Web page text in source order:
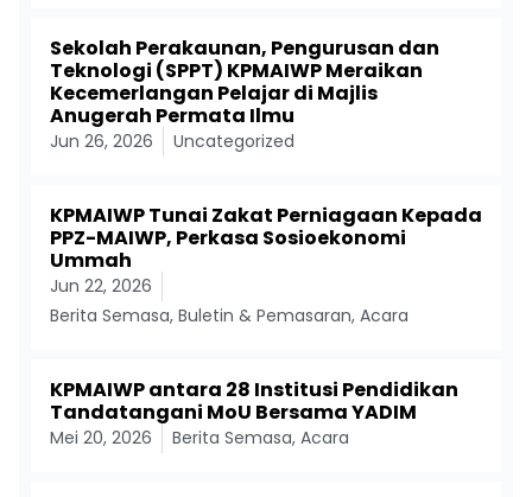
Sekolah Perakaunan, Pengurusan dan
Teknologi (SPPT) KPMAIWP Meraikan
Kecemerlangan Pelajar di Majlis
Anugerah Permata Ilmu
Jun 26, 2026 Uncategorized
KPMAIWP Tunai Zakat Perniagaan Kepada
PPZ-MAIWP, Perkasa Sosioekonomi
Ummah
Jun 22, 2026
Berita Semasa, Buletin & Pemasaran, Acara
KPMAIWP antara 28 Institusi Pendidikan
Tandatangani MoU Bersama YADIM
Mei 20, 2026 Berita Semasa, Acara